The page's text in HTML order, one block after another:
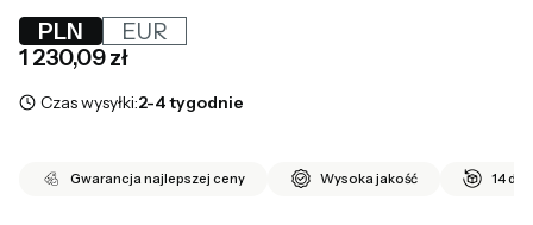
PLN
EUR
Cena
1 230,09 zł
Czas wysyłki:2-4 tygodnie
Gwarancja najlepszej ceny Wysoka jakość 14 dni